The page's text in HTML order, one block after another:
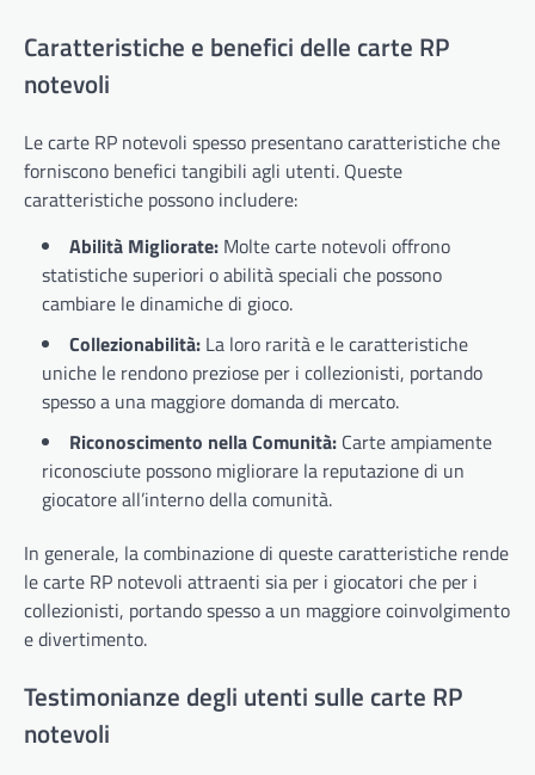
Caratteristiche e benefici delle carte RP
notevoli
Le carte RP notevoli spesso presentano caratteristiche che
forniscono benefici tangibili agli utenti. Queste
caratteristiche possono includere:
Abilità Migliorate: Molte carte notevoli offrono
statistiche superiori o abilità speciali che possono
cambiare le dinamiche di gioco.
Collezionabilità: La loro rarità e le caratteristiche
uniche le rendono preziose per i collezionisti, portando
spesso a una maggiore domanda di mercato.
Riconoscimento nella Comunità: Carte ampiamente
riconosciute possono migliorare la reputazione di un
giocatore all’interno della comunità.
In generale, la combinazione di queste caratteristiche rende
le carte RP notevoli attraenti sia per i giocatori che per i
collezionisti, portando spesso a un maggiore coinvolgimento
e divertimento.
Testimonianze degli utenti sulle carte RP
notevoli